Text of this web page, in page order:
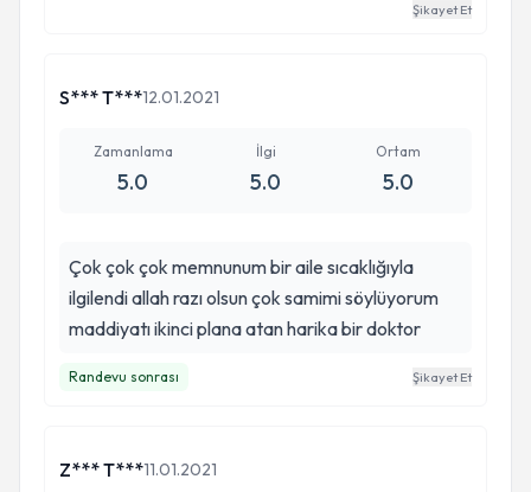
Şikayet Et
S*** T***12.01.2021
Zamanlama
5.0
İlgi
5.0
Ortam
5.0
Çok çok çok memnunum bir aile sıcaklığıyla
ilgilendi allah razı olsun çok samimi söylüyorum
maddiyatı ikinci plana atan harika bir doktor
Randevu sonrası Şikayet Et
Z*** T***11.01.2021